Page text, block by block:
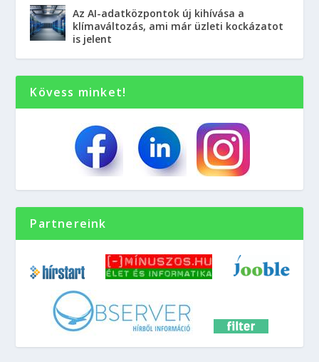
Az AI-adatközpontok új kihívása a
klímaváltozás, ami már üzleti kockázatot
is jelent
Kövess minket!
Partnereink